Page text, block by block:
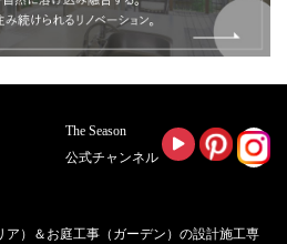
The Season
公式チャンネル
ア）＆お庭工事（ガーデン）の設計施工専